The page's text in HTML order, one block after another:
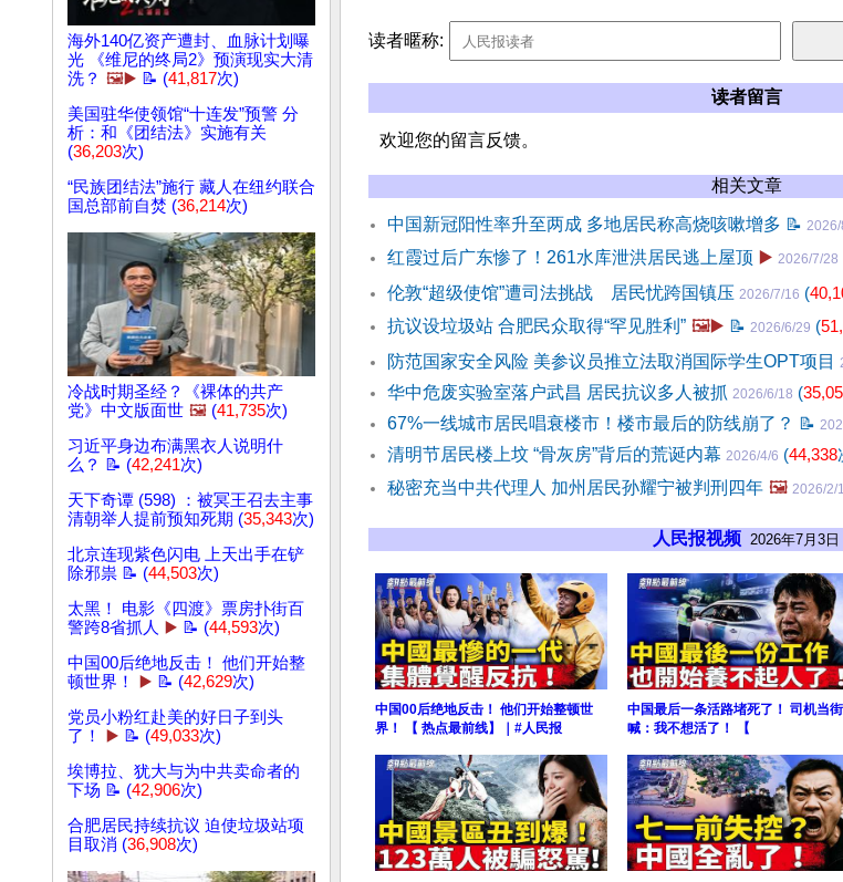
海外140亿资产遭封、血脉计划曝
光 《维尼的终局2》预演现实大清
洗？ 🖼️▶️ 📝 (41,817次)
美国驻华使领馆“十连发”预警 分
析：和《团结法》实施有关
(36,203次)
“民族团结法”施行 藏人在纽约联合
国总部前自焚 (36,214次)
冷战时期圣经？《裸体的共产
党》中文版面世 🖼️ (41,735次)
习近平身边布满黑衣人说明什
么？ 📝 (42,241次)
天下奇谭 (598) ：被冥王召去主事
清朝举人提前预知死期 (35,343次)
北京连现紫色闪电 上天出手在铲
除邪祟 📝 (44,503次)
太黑！ 电影《四渡》票房扑街百
警跨8省抓人 ▶️ 📝 (44,593次)
中国00后绝地反击！ 他们开始整
顿世界！
▶️ 📝 (42,629次)
党员小粉红赴美的好日子到头
了！
▶️ 📝 (49,033次)
埃博拉、犹大与为中共卖命者的
下场 📝 (42,906次)
合肥居民持续抗议 迫使垃圾站项
目取消 (36,908次)
读者暱称:
读者留言
欢迎您的留言反馈。
相关文章
中国新冠阳性率升至两成 多地居民称高烧咳嗽增多 📝 2026/
红霞过后广东惨了！261水库泄洪居民逃上屋顶 ▶️ 2026/7/28
伦敦“超级使馆”遭司法挑战 居民忧跨国镇压 2026/7/16 (
抗议设垃圾站 合肥民众取得“罕见胜利” 🖼️▶️ 📝 2026/6/29 (
防范国家安全风险 美参议员推立法取消国际学生OPT项目
华中危废实验室落户武昌 居民抗议多人被抓 2026/6/18 (
67%一线城市居民唱衰楼市！楼市最后的防线崩了？ 📝
清明节居民楼上坟 “骨灰房”背后的荒诞内幕 2026/4/6 (44,338
秘密充当中共代理人 加州居民孙耀宁被判刑四年 🖼️ 2026/2/
人民报视频 2026年7月3日
中国00后绝地反击！ 他们开始整顿世
界！ 【 热点最前线】｜#人民报
中国最后一条活路堵死了！ 司机当
喊：我不想活了！ 【